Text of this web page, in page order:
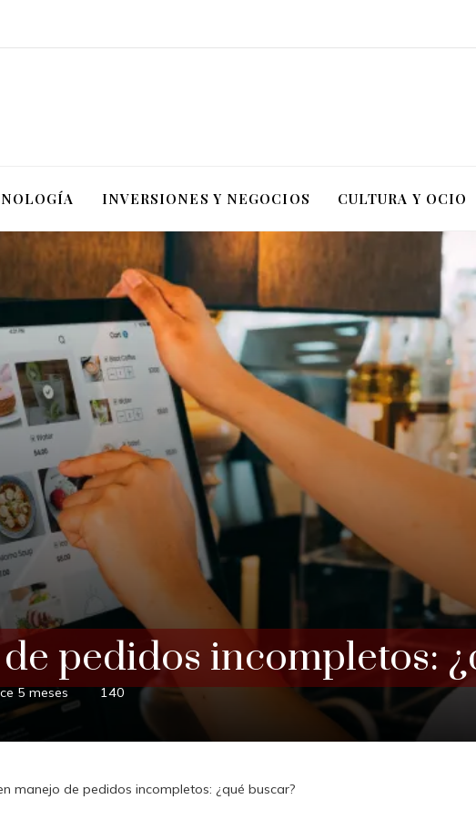
INVERSIONES Y NEGOCIOS CULTURA Y OCIO
pedidos incompletos:
5 meses 140
manejo de pedidos incompletos: ¿qué buscar?